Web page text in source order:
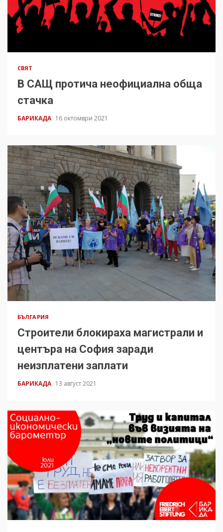
СВЯТ
В САЩ протича неофициална обща
стачка
БАРИКАДА 16 октомври 2021
БЪЛГАРИЯ
Строители блокираха магистрали и
центъра на София заради
неизплатени заплати
БАРИКАДА 13 август 2021